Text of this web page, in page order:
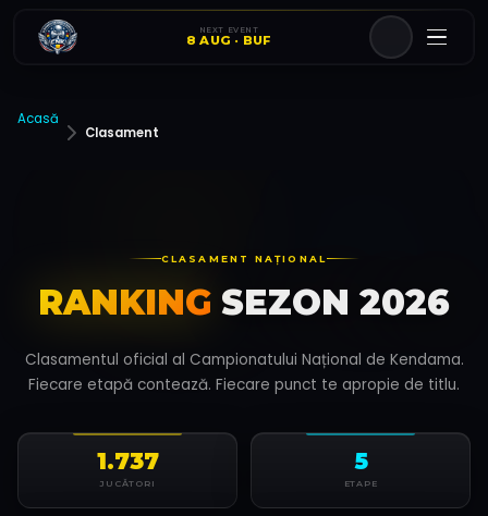
NEXT EVENT
8 AUG · BUF
Acasă
Clasament
CLASAMENT NAȚIONAL
RANKING SEZON 2026
Clasamentul oficial al Campionatului Național de Kendama.
Fiecare etapă contează. Fiecare punct te apropie de titlu.
1.737
JUCĂTORI
5
ETAPE